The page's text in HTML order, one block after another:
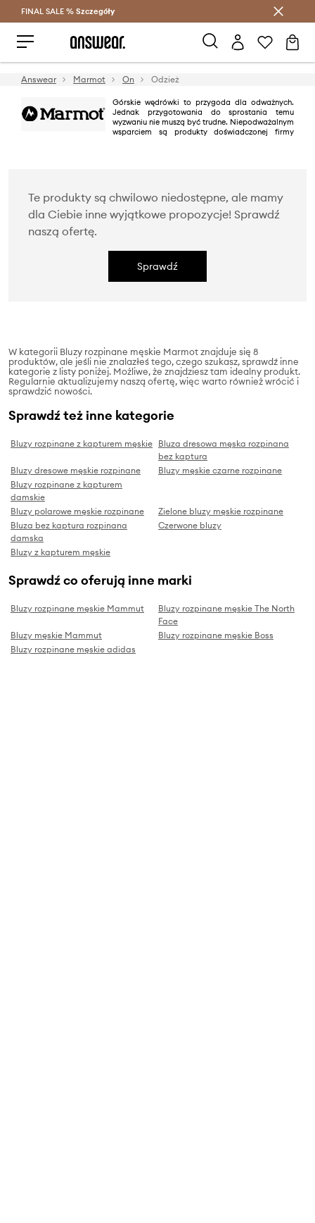
Oszczędzaj z Answear Club >
FINAL SALE % Szczegóły
Answear Marmot On Odzież
Górskie wędrówki to przygoda dla odważnych.
Jednak przygotowania do sprostania temu
wyzwaniu nie muszą być trudne. Niepodważalnym
wsparciem są produkty doświadczonej firmy
momentem stało się wyprodukowanie specjalnego modelu kurtki na
zamówienie do filmu, w którym gwiazdą miał być Clint Eastwood.
Niedługo po tym, Marmot zaczęła jako pierwsza firma z odzieżą i
sprzętem outdoorowym wykorzystywać technologię Gore-Tex.
Te produkty są chwilowo niedostępne, ale mamy
dla Ciebie inne wyjątkowe propozycje! Sprawdź
naszą ofertę.
Sprawdź
W kategorii Bluzy rozpinane męskie Marmot znajduje się 8
produktów, ale jeśli nie znalazłeś tego, czego szukasz, sprawdź inne
kategorie z listy poniżej. Możliwe, że znajdziesz tam idealny produkt.
Regularnie aktualizujemy naszą ofertę, więc warto również wrócić i
sprawdzić nowości.
Sprawdź też inne kategorie
Bluzy rozpinane z kapturem męskie Bluza dresowa męska rozpinana
bez kaptura
Bluzy dresowe męskie rozpinane
Bluzy męskie czarne rozpinane
Bluzy rozpinane z kapturem
damskie
Bluzy polarowe męskie rozpinane
Zielone bluzy męskie rozpinane
Bluza bez kaptura rozpinana
damska
Czerwone bluzy
Bluzy z kapturem męskie
Sprawdź co oferują inne marki
Bluzy rozpinane męskie Mammut
Bluzy rozpinane męskie The North
Face
Bluzy męskie Mammut
Bluzy rozpinane męskie Boss
Bluzy rozpinane męskie adidas